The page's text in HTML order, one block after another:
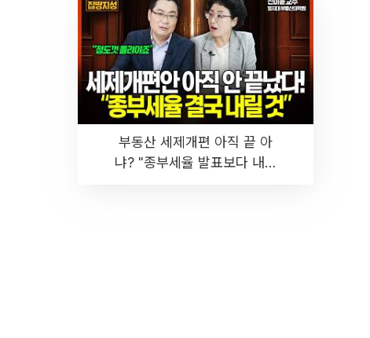
부동산 세제개편 아직 끝 아
냐? "종부세율 발표보다 내릴